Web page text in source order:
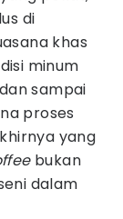
di
khas
minum
sampai
proses
yang
bukan
dalam